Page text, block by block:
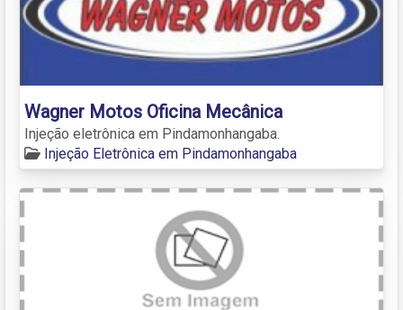
Wagner Motos Oficina Mecânica
Injeção eletrônica em Pindamonhangaba.
Injeção Eletrônica em Pindamonhangaba